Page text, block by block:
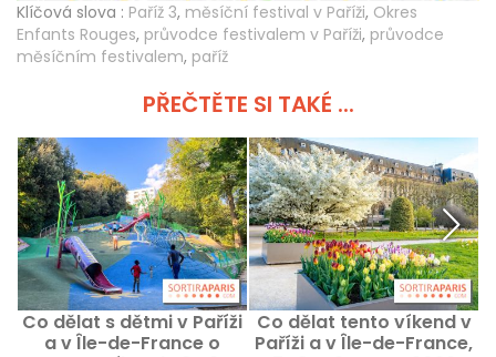
Klíčová slova : Paříž 3, měsíční festival v Paříži, Okres
Enfants Rouges, průvodce festivalem v Paříži, průvodce
měsíčním festivalem, paříž
PŘEČTĚTE SI TAKÉ ...
Co dělat s dětmi v Paříži
a v Île-de-France o
Co dělat tento víkend v
Paříži a v Île-de-France,